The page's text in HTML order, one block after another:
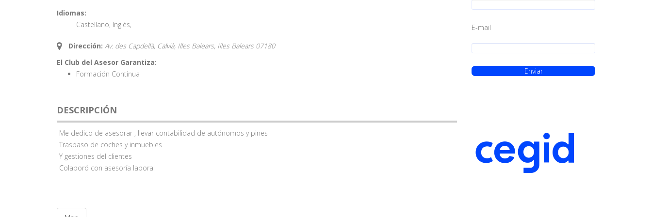
Idiomas:
Castellano, Inglés,
Dirección: Av. des Capdellà, Calvià, Illes Balears, Illes Balears 07180
El Club del Asesor Garantiza:
Formación Continua
DESCRIPCIÓN
Me dedico de asesorar , llevar contabilidad de autónomos y pines
Traspaso de coches y inmuebles
Y gestiones del clientes
Colaboró con asesoría laboral
E-mail